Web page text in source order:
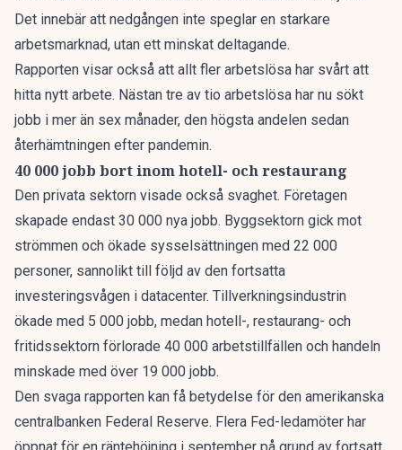
Det innebär att nedgången inte speglar en starkare
arbetsmarknad, utan ett minskat deltagande.
Rapporten visar också att allt fler arbetslösa har svårt att
hitta nytt arbete. Nästan tre av tio arbetslösa har nu sökt
jobb i mer än sex månader, den högsta andelen sedan
återhämtningen efter pandemin.
40 000 jobb bort inom hotell- och restaurang
Den privata sektorn visade också svaghet. Företagen
skapade endast 30 000 nya jobb. Byggsektorn gick mot
strömmen och ökade sysselsättningen med 22 000
personer, sannolikt till följd av den fortsatta
investeringsvågen i datacenter. Tillverkningsindustrin
ökade med 5 000 jobb, medan hotell-, restaurang- och
fritidssektorn förlorade 40 000 arbetstillfällen och handeln
minskade med över 19 000 jobb.
Den svaga rapporten kan få betydelse för den amerikanska
centralbanken Federal Reserve. Flera Fed-ledamöter har